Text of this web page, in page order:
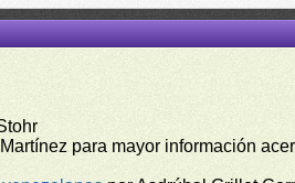
para mayor información